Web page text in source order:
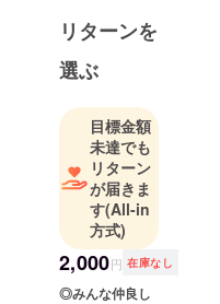
込めた1stシ
ングル「Just
Do It」を
で配信リ
リース。
2019年4/10
にラストア
ルバム
『Highlight』
をリリース
リターンを
選ぶ
目標金額
未達でも
リターン
が届きま
す(All-in
方式)
2,000円 在庫なし
◎みんな仲良し